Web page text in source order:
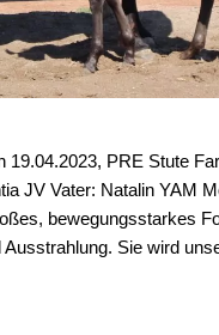
19.04.2023, PRE Stute
JV Vater: Natalin YAM
bewegungsstarkes
Sie wird